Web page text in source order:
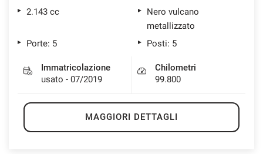
2.143 cc
Nero vulcano
metallizzato
Porte: 5
Posti: 5
Immatricolazione
usato - 07/2019
Chilometri
99.800
MAGGIORI DETTAGLI